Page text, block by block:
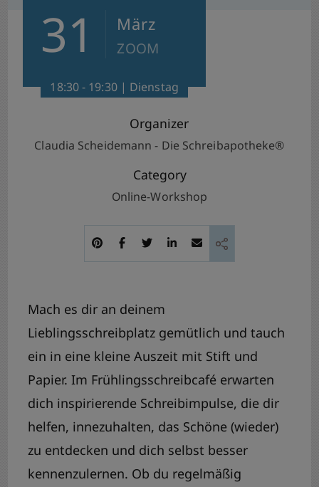
31 März
ZOOM
18:30 - 19:30 | Dienstag
Organizer
Claudia Scheidemann - Die Schreibapotheke®
Category
Online-Workshop
Mach es dir an deinem
Lieblingsschreibplatz gemütlich und tauch
ein in eine kleine Auszeit mit Stift und
Papier. Im Frühlingsschreibcafé erwarten
dich inspirierende Schreibimpulse, die dir
helfen, innezuhalten, das Schöne (wieder)
zu entdecken und dich selbst besser
kennenzulernen. Ob du regelmäßig